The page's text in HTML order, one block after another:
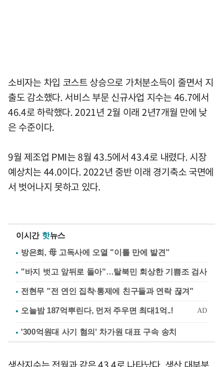
소비자는 차입 코스트 상승으로 가처분소득이 줄면서 지
출도 감소했다. 서비스 부문 신규사업 지수는 46.7에서
46.4로 하락했다. 2021년 2월 이래 2년7개월 만에 낮
은 수준이다.
9월 제조업 PMI는 8월 43.5에서 43.4로 내렸다. 시장
예상치는 44.0이다. 2022년 중반 이래 경기축소 국면에
서 벗어나지 못하고 있다.
이시간 핫뉴스
방은희, 母 고독사에 오열 "이틀 만에 발견"
"바지 벗고 앞뒤로 돌아"…탈북민 회상한 기쁨조 검사
전현무 "전 연인 집착·통제에 친구들과 연락 끊겨"
'300억원대 사기 혐의' 차가원 대표 구속 송치